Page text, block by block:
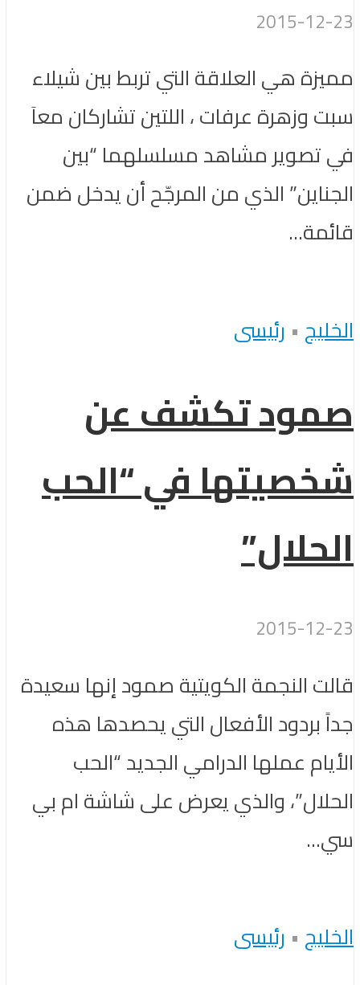
2015-12-23
مميزة هي العلاقة التي تربط بين شيلاء
سبت وزهرة عرفات ، اللتين تشاركان معاَ
في تصوير مشاهد مسلسلهما “بين
الجناين” الذي من المرجّح أن يدخل ضمن
قائمة...
الخليج • رئيسى
صمود تكشف عن
شخصيتها في “الحب
الحلال”
2015-12-23
قالت النجمة الكويتية صمود إنها سعيدة
جداً بردود الأفعال التي يحصدها هذه
الأيام عملها الدرامي الجديد “الحب
الحلال”، والذي يعرض على شاشة ام بي
سي...
الخليج • رئيسى